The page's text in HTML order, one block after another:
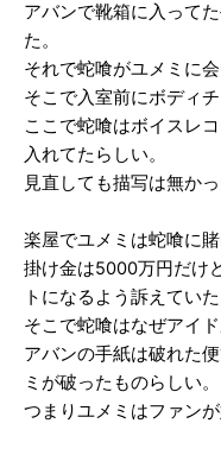
アバンで靴箱に入って
た。
それで蛇喰がユメミに会
そこで入室前にボディ
ここで蛇喰はボイスレ
入れてたらしい。
見直しても描写は無かっ
楽屋でユメミは蛇喰に賭
掛け金は5000万円だけ
トになるよう訴えていた
そこで蛇喰はなぜアイ
アバンの手紙は破れた
ミが破ったものらしい。
つまりユメミはファンが